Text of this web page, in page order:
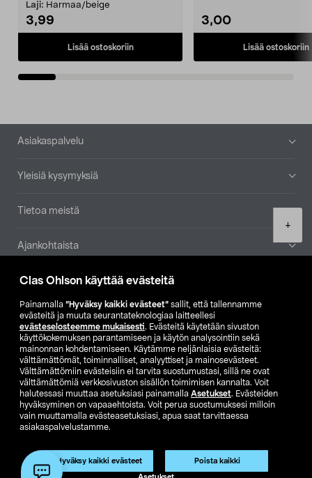
Clas Ohlson käyttää evästeitä
Painamalla ”Hyväksy kaikki evästeet” sallit, että tallennamme
evästeitä ja muuta seurantateknologiaa laitteellesi
evästeselosteemme mukaisesti. Evästeitä käytetään sivuston
käyttökokemuksen parantamiseen ja käytön analysointiin sekä
mainonnan kohdentamiseen. Käytämme neljänlaisia evästeitä:
välttämättömät, toiminnalliset, analyyttiset ja mainosevästeet.
Välttämättömiin evästeisiin ei tarvita suostumustasi, sillä ne ovat
välttämättömiä verkkosivuston sisällön toimimisen kannalta. Voit
halutessasi muuttaa asetuksiasi painamalla Asetukset. Evästeiden
hyväksyminen on vapaaehtoista. Voit perua suostumuksesi milloin
vain muuttamalla evästeasetuksiasi, apua saat tarvittaessa
asiakaspalvelustamme.
Hyväksy kaikki evästeet Poista kaikki
+
Laji: Harmaa/beige
3,99
Lisää ostoskoriin
3,00
Lisää ostoskoriin
Alatunniste
Asiakaspalvelu
Yleisiä kysymyksiä
Tietoa meistä
Ajankohtaista
Muut yrityksemme
Etsi myymälä
SE NO FI
FI SV
Club Clas Ostoehdot
Tietosuojaseloste